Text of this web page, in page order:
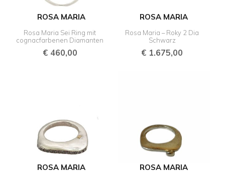
ROSA MARIA
Rosa Maria Sei Ring mit
cognacfarbenen Diamanten
€460,00
ROSA MARIA
Rosa Maria – Roky 2 Dia
Schwarz
€ 1.675,00
ROSA MARIA ROSA MARIA